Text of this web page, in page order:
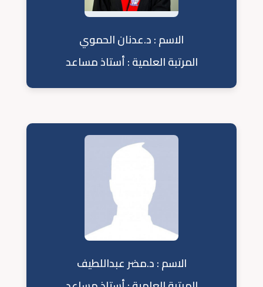
الاسم : د.عدنان الحموي
المرتبة العلمية : أستاذ مساعد
الاسم : د.مضر عبداللطيف